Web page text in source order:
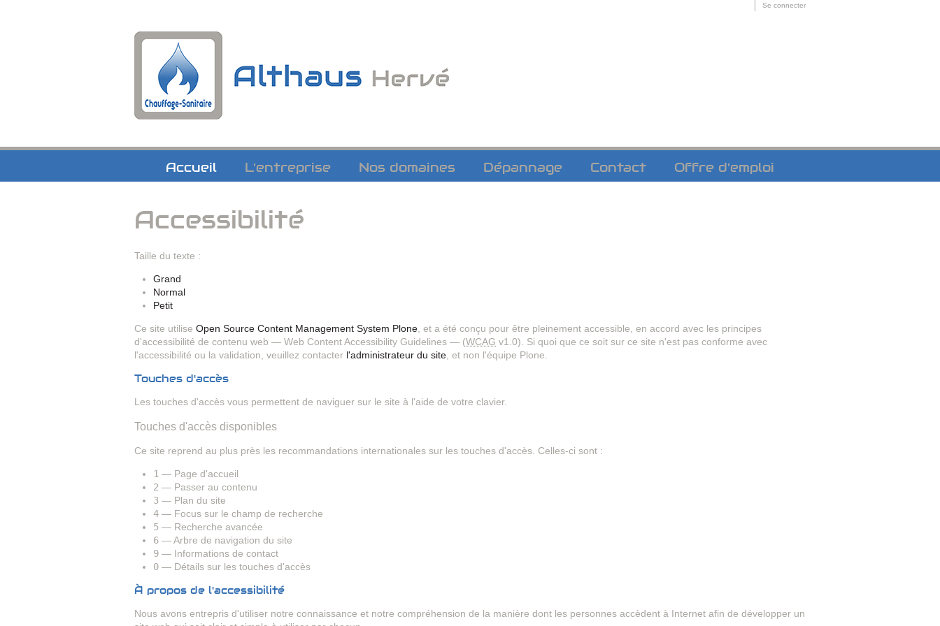
Outils
Se connecter
Navigation
Accueil L'entreprise Nos domaines Dépannage Contact Offre d'emploi
Accessibilité
Taille du texte :
Grand
Normal
Petit
Ce site utilise Open Source Content Management System Plone , et a été conçu pour être pleinement accessible, en accord avec les principes
d'accessibilité de contenu web — Web Content Accessibility Guidelines — (WCAG v1.0). Si quoi que ce soit sur ce site n'est pas conforme avec
l'accessibilité ou la validation, veuillez contacter l'administrateur du site , et non l'équipe Plone.
Touches d'accès
Les touches d'accès vous permettent de naviguer sur le site à l'aide de votre clavier.
Touches d'accès disponibles
Ce site reprend au plus près les recommandations internationales sur les touches d'accès. Celles-ci sont :
1 — Page d'accueil
2 — Passer au contenu
3 — Plan du site
4 — Focus sur le champ de recherche
5 — Recherche avancée
6 — Arbre de navigation du site
9 — Informations de contact
0 — Détails sur les touches d'accès
À propos de l'accessibilité
Nous avons entrepris d'utiliser notre connaissance et notre compréhension de la manière dont les personnes accèdent à Internet afin de développer un